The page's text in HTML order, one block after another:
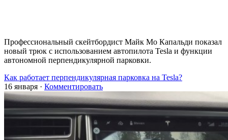
Профессиональный скейтбордист Майк Мо Капальди показал
новый трюк с использованием автопилота Tesla и функции
автономной перпендикулярной парковки.
Как работает перпендикулярная парковка на Tesla?
16 января · Комментировать